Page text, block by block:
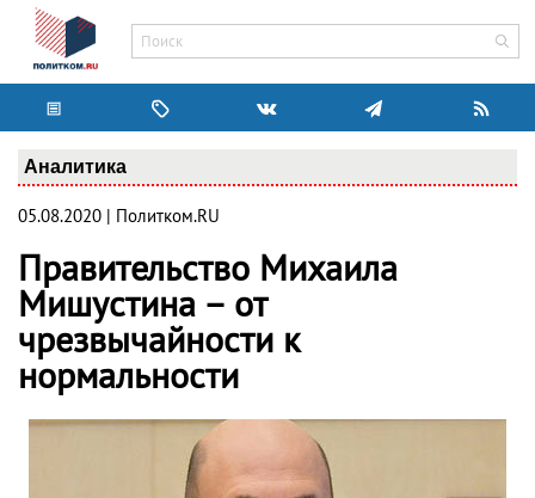
Аналитика
05.08.2020 | Политком.RU
Правительство Михаила
Мишустина – от
чрезвычайности к
нормальности